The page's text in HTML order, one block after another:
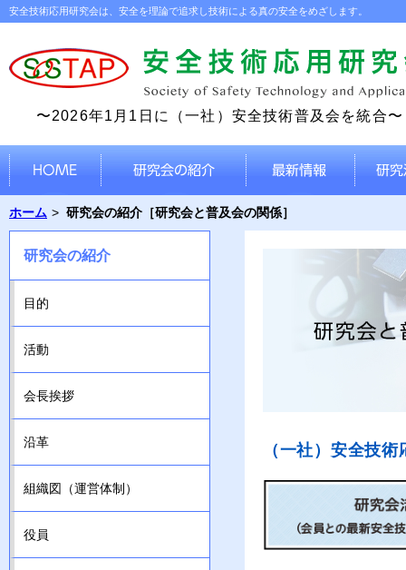
安全技術応用研究会は、安全を理論で追求し技術による真の安全をめざします。
〜2026年1月1日に（一社）安全技術普及会を統合〜
ホーム 研究会の紹介［研究会と普及会の関係］
（一社）安全技
研究会の紹介
目的
活動
会長挨拶
沿革
組織図（運営体制）
役員